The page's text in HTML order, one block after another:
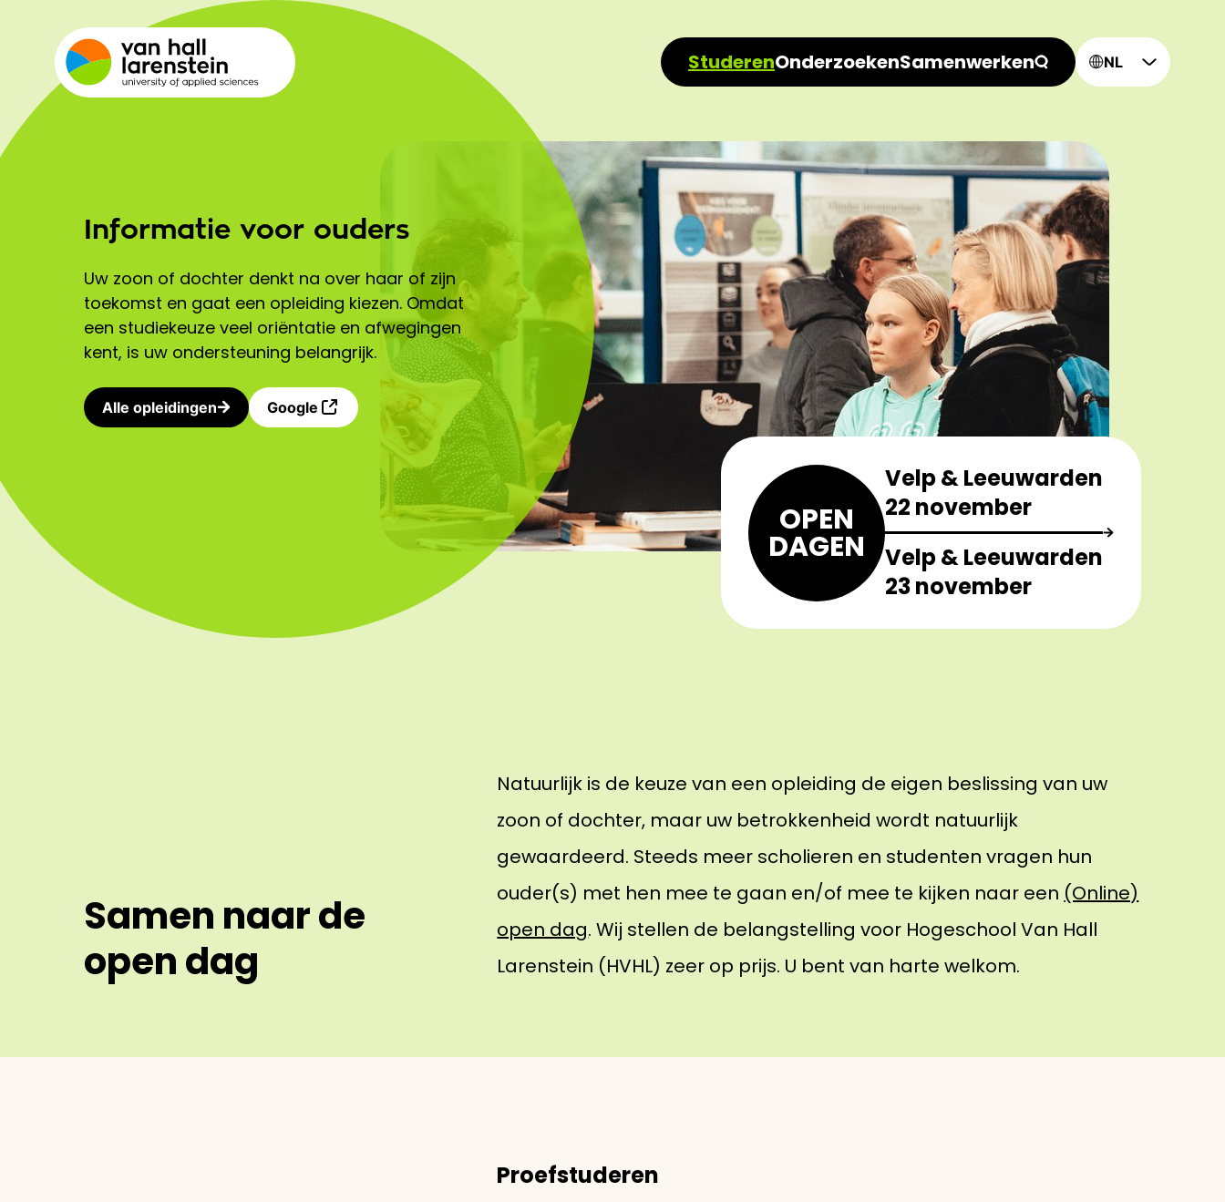
StuderenOnderzoekenSamenwerken NL
Informatie voor ouders
Uw zoon of dochter denkt na over haar of zijn
toekomst en gaat een opleiding kiezen. Omdat
een studiekeuze veel oriëntatie en afwegingen
kent, is uw ondersteuning belangrijk.
Alle opleidingen Google
OPEN
DAGEN
Velp & Leeuwarden
22 november
Velp & Leeuwarden
23 november
Samen naar de
open dag
Natuurlijk is de keuze van een opleiding de eigen beslissing van uw
zoon of dochter, maar uw betrokkenheid wordt natuurlijk
gewaardeerd. Steeds meer scholieren en studenten vragen hun
ouder(s) met hen mee te gaan en/of mee te kijken naar een (Online)
open dag. Wij stellen de belangstelling voor Hogeschool Van Hall
Larenstein (HVHL) zeer op prijs. U bent van harte welkom.
Proefstuderen